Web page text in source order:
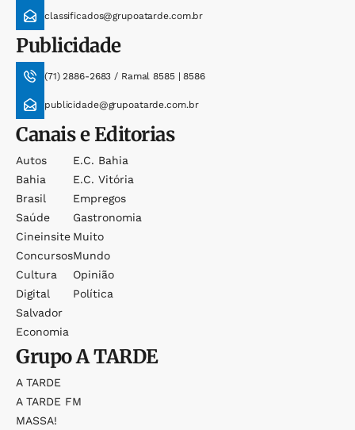
classificados@grupoatarde.com.br
Publicidade
(71) 2886-2683 / Ramal 8585 | 8586
publicidade@grupoatarde.com.br
Canais e Editorias
Autos
Bahia
Brasil
Saúde
Cineinsite
Concursos
Cultura
Digital
Salvador
Economia
E.c. Bahia
E.c. Vitória
Empregos
Gastronomia
Muito
Mundo
Opinião
Política
GrupoA TARDE
A TARDE
A TARDE FM
MASSA!